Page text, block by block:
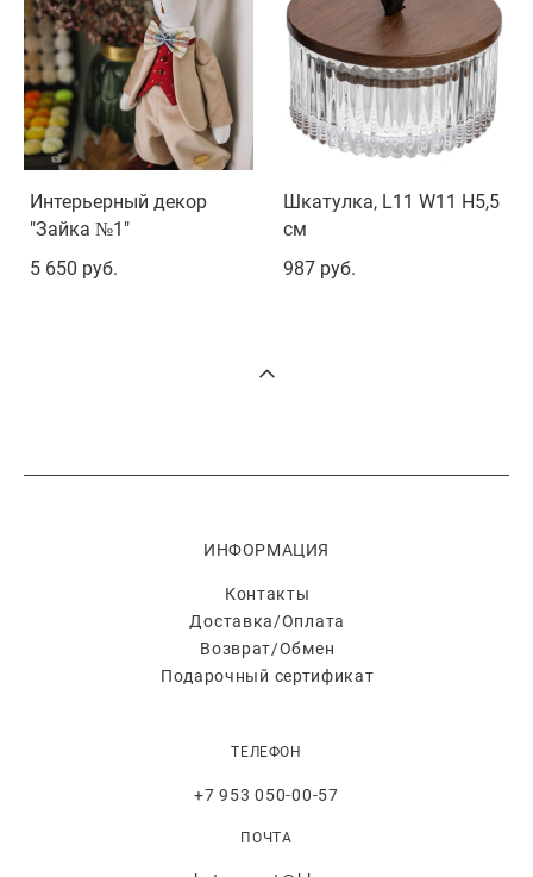
Интерьерный декор
"Зайка №1"
5 650 pуб.
Шкатулка, L11 W11 H5,5
см
987 pуб.
ИНФОРМАЦИЯ
Контакты
Доставка/Оплата
Возврат/Обмен
Подарочный сертификат
ТЕЛЕФОН
+7 953 050-00-57
ПОЧТА